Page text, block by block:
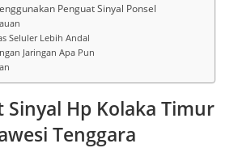
Penguat Sinyal Ponsel
Seluler Lebih Andal
Jaringan Apa Pun
Sinyal Hp Kolaka Timur
Tenggara